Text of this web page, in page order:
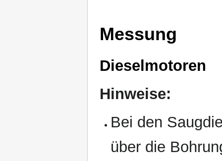
Messung
Dieselmotoren
Hinweise:
Bei den
über die